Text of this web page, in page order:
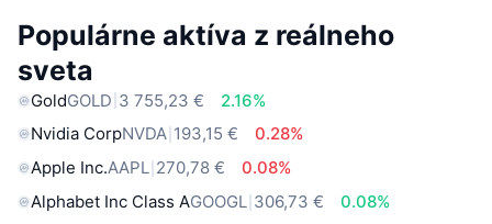
Populárne aktíva z reálneho
sveta
GoldGOLD 3 755,23 €
2.16%
Nvidia CorpNVDA 193,15 €
0.28%
Apple Inc.AAPL 270,78 €
0.08%
Alphabet Inc Class AGOOGL 306,73 €
0.08%